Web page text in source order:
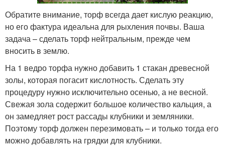
Обратите внимание, торф всегда дает кислую реакцию,
но его фактура идеальна для рыхления почвы. Ваша
задача – сделать торф нейтральным, прежде чем
вносить в землю.
На 1 ведро торфа нужно добавить 1 стакан древесной
золы, которая погасит кислотность. Сделать эту
процедуру нужно исключительно осенью, а не весной.
Свежая зола содержит большое количество кальция, а
он замедляет рост рассады клубники и земляники.
Поэтому торф должен перезимовать – и только тогда его
можно добавлять на грядки для клубники.